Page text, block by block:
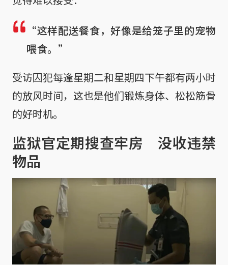
“这样配送餐食，好像是给笼子里的宠物
喂食。”
受访囚犯每逢星期二和星期四下午都有两小时
的放风时间，这也是他们锻炼身体、松松筋骨
的好时机。
监狱官定期搜查牢房 没收违禁
物品